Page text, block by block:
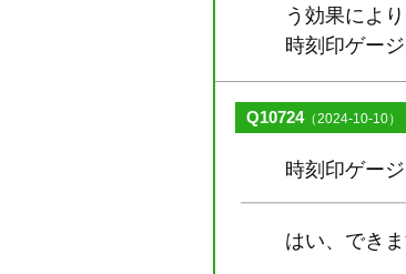
う効果によ
時刻印ゲー
Q10724（2024-10-10）
時刻印ゲー
はい、できま